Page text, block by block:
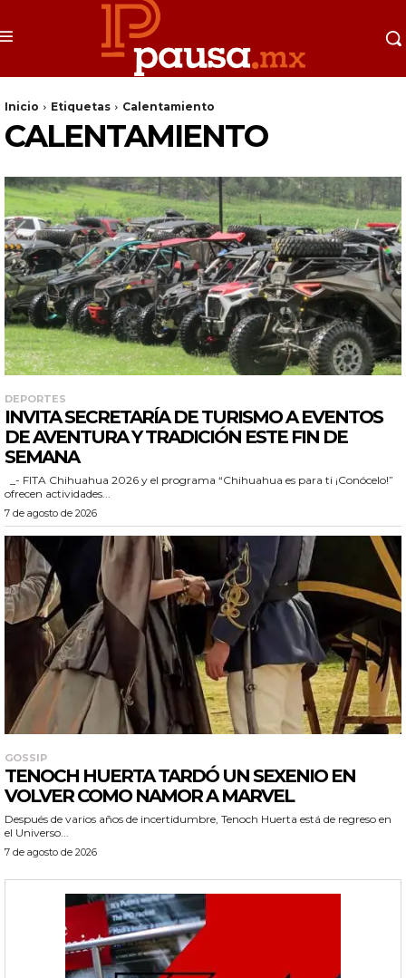
Inicio Etiquetas Calentamiento
CALENTAMIENTO
DEPORTES
INVITA SECRETARÍA DE TURISMO A EVENTOS
DE AVENTURA Y TRADICIÓN ESTE FIN DE
SEMANA
ofrecen actividades...
7 de agosto de 2026
GOSSIP
TENOCH HUERTA TARDÓ UN SEXENIO EN
VOLVER COMO NAMOR A MARVEL
Después de varios años de incertidumbre, Tenoch Huerta está de regreso en
el Universo...
7 de agosto de 2026